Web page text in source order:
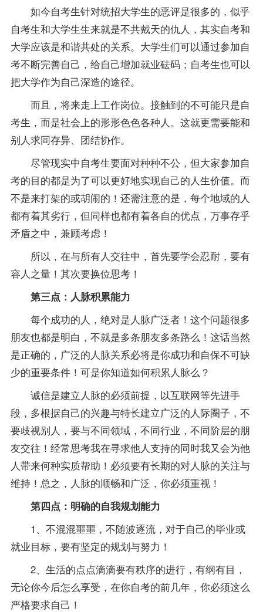
如今自考生针对统招大学生的恶评是很多的，似乎
自考生和大学生生来就是不共戴天的仇人，其实自考和
大学应该是和谐共处的关系。大学生们可以通过参加自
考不断完善自己，给自己增加就业砝码；自考生也可以
把大学作为自己深造的途径。
而且，将来走上工作岗位。接触到的不可能只是自
考生，而是社会上的形形色色各种人。这就更需要能和
别人求同存异、团结协作。
尽管现实中自考生要面对种种不公，但大家参加自
考的目的都是为了可以更好地实现自己的人生价值。而
不是来打架的或胡闹的！还需注意的是，每个地域的人
都有着其劣行，但同样也都有着各自的优点，万事存乎
矛盾之中，兼顾考虑！
所以，在与所有人交往中，首先要学会忍耐，要有
容人之量！其次要换位思考！
第三点：人脉积累能力
每个成功的人，绝对是人脉广泛者！这个问题很多
朋友也都是明白，不就是多条朋友多条路么！这话当然
是正确的，广泛的人脉关系必将是你成功和自保不可缺
少的重要条件！可是你知道如何积累人脉么？
诚信是建立人脉的必须前提，以互联网等先进手
段，多根据自己的兴趣与特长建立广泛的人际圈子，不
要歧视别人，要与不同领域，不同行业，不同阶层的朋
友交往！经常思考我在寻求他人支持的同时我又会为他
人带来何种实质帮助！必须要有长期的对人脉的关注与
维持！总之，人脉的顺畅和广泛，你必须重视！
第四点：明确的自我规划能力
1、不混混噩噩，不随波逐流，对于自己的毕业或
就业目标，要有坚定的规划与努力！
2、生活的点点滴滴要有秩序的进行，有纲有目，
无论你今后怎么享受，在你自考的前几年，你必须这么
严格要求自己！